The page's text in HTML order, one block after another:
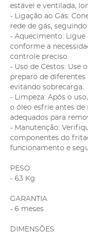
estável e ventilada,
- Ligação ao Gás:
rede de gás,
- Aquecimento:
conforme a
controle preciso.
- Uso de Cestos: Use
preparo de
evitando sobrecarga.
- Limpeza: Após o
o óleo esfrie antes
adequados para
- Manutenção:
componentes do
funcionamento e
PESO
- 63 Kg
GARANTIA
- 6 meses
DIMENSÕES